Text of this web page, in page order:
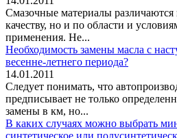
Смазочные материалы различаются
качеству, но и по области и
применения. Не...
Необходимость замены масла с
весенне-летнего периода?
14.01.2011
Следует понимать, что
предписывает не только
замены в км, но...
В каких случаях можно выбрать
синтетическое или